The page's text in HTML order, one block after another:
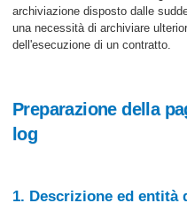
archiviazione disposto dalle
una necessità di archiviare
dell'esecuzione di un contratto.
Preparazione della
log
1. Descrizione ed entità